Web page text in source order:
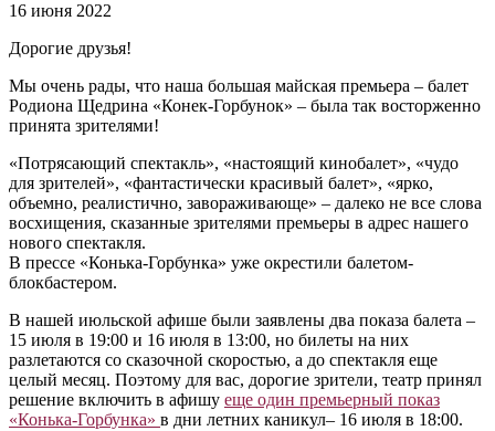
16 июня 2022
Дорогие друзья!
Мы очень рады, что наша большая майская премьера – балет
Родиона Щедрина «Конек-Горбунок» – была так восторженно
принята зрителями!
«Потрясающий спектакль», «настоящий кинобалет», «чудо
для зрителей», «фантастически красивый балет», «ярко,
объемно, реалистично, завораживающе» – далеко не все слова
восхищения, сказанные зрителями премьеры в адрес нашего
нового спектакля.
В прессе «Конька-Горбунка» уже окрестили балетом-
блокбастером.
В нашей июльской афише были заявлены два показа балета –
15 июля в 19:00 и 16 июля в 13:00, но билеты на них
разлетаются со сказочной скоростью, а до спектакля еще
целый месяц. Поэтому для вас, дорогие зрители, театр принял
решение включить в афишу еще один премьерный показ
«Конька-Горбунка» в дни летних каникул– 16 июля в 18:00.